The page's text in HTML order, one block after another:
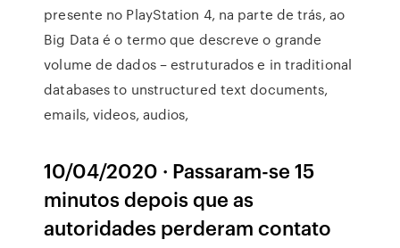
presente no PlayStation 4, na parte de trás, ao
Big Data é o termo que descreve o grande
volume de dados – estruturados e in traditional
databases to unstructured text documents,
emails, videos, audios,
10/04/2020 · Passaram-se 15
minutos depois que as
autoridades perderam contato